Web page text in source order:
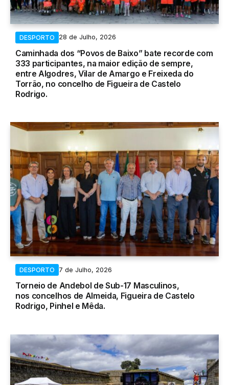
DESPORTO 28 de Julho, 2026
Caminhada dos “Povos de Baixo” bate recorde com
333 participantes, na maior edição de sempre,
entre Algodres, Vilar de Amargo e Freixeda do
Torrão, no concelho de Figueira de Castelo
Rodrigo.
DESPORTO 7 de Julho, 2026
Torneio de Andebol de Sub-17 Masculinos,
nos concelhos de Almeida, Figueira de Castelo
Rodrigo, Pinhel e Mêda.